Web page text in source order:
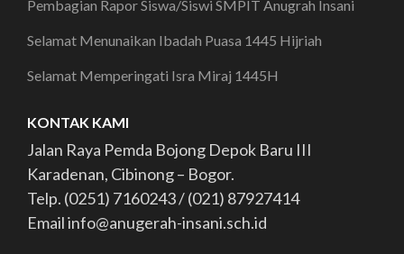
Pembagian Rapor Siswa/Siswi SMPIT Anugrah Insani
Selamat Menunaikan Ibadah Puasa 1445 Hijriah
Selamat Memperingati Isra Miraj 1445H
KONTAK KAMI
Jalan Raya Pemda Bojong Depok Baru III
Karadenan, Cibinong – Bogor.
Telp. (0251) 7160243 / (021) 87927414
Email info@anugerah-insani.sch.id